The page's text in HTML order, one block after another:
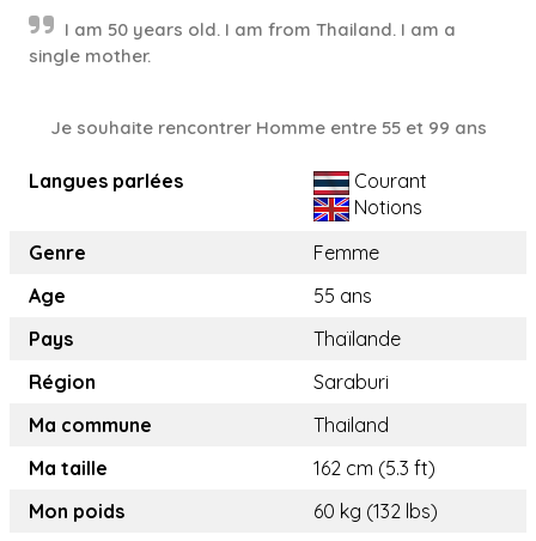
I am 50 years old. I am from Thailand. I am a
single mother.
Je souhaite rencontrer Homme entre 55 et 99 ans
Langues parlées
Courant
Notions
Genre
Femme
Age
55 ans
Pays
Thaïlande
Région
Saraburi
Ma commune
Thailand
Ma taille
162 cm (5.3 ft)
Mon poids
60 kg (132 lbs)